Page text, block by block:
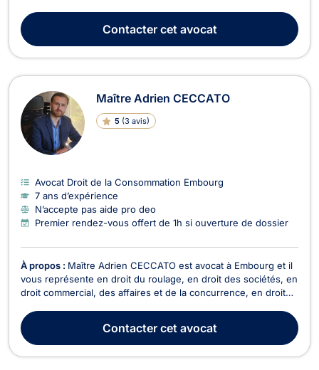
d’exécution, en droit des sociétés, et en droit du crédit et de
la consommation. Maître Sylvie MATERNE ...
Contactercet avocat
Maître Adrien CECCATO
5 (3 avis)
Avocat Droit de la Consommation Embourg
7 ans d’expérience
N’accepte pas aide pro deo
Premier rendez-vous offert de 1h si ouverture de dossier
À propos : Maître Adrien CECCATO est avocat à Embourg et il
vous représente en droit du roulage, en droit des sociétés, en
droit commercial, des affaires et de la concurrence, en droit
construction, Maître Adrien CECCATO vous offre ses
compétences pour les problématiques l...
Contactercet avocat